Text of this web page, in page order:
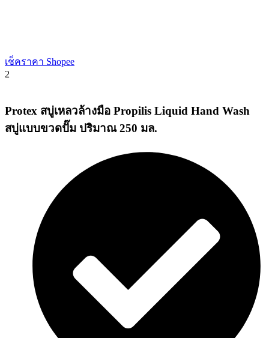
เช็คราคา Shopee
2
Protex สบู่เหลวล้างมือ Propilis Liquid Hand Wash
สบู่แบบขวดปั๊ม ปริมาณ 250 มล.